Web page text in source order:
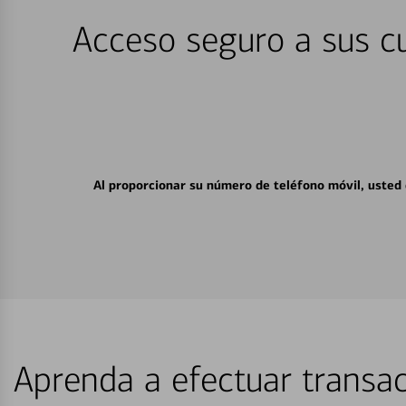
Acceso seguro a sus
Al proporcionar su número de teléfono móvil,
Aprenda a efectuar